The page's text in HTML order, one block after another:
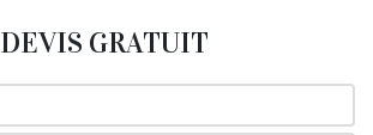
DEVIS GRATUIT